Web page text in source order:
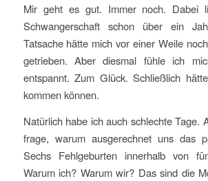
Mir geht es gut. Immer noch. Dabei
Schwangerschaft schon über ein
Tatsache hätte mich vor einer Weile
getrieben. Aber diesmal fühle ich
entspannt. Zum Glück. Schließlich
kommen können.
Natürlich habe ich auch schlechte Tage.
frage, warum ausgerechnet uns das
Sechs Fehlgeburten innerhalb von
Warum ich? Warum wir? Das sind die